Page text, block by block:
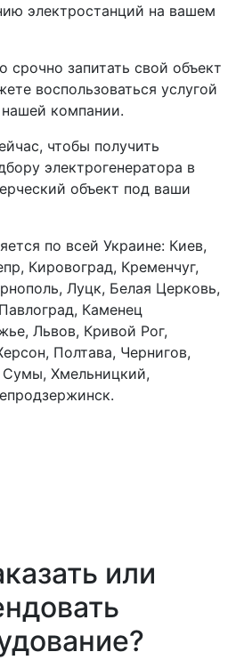
электростанций на вашем
срочно запитать свой объект
воспользоваться услугой
компании.
чтобы получить
электрогенератора в
объект под ваши
по всей Украине: Киев,
Кировоград, Кременчуг,
Луцк, Белая Церковь,
Каменец
Львов, Кривой Рог,
Полтава, Чернигов,
Хмельницкий,
или